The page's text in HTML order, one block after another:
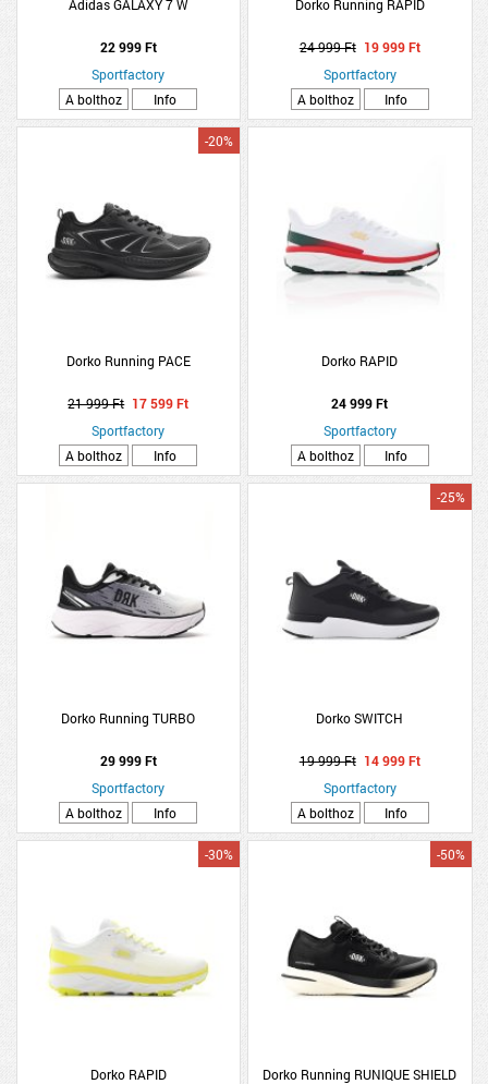
Adidas GALAXY 7 W
22 999 Ft
Sportfactory
A bolthoz
Info
Dorko Running RAPID
24 999 Ft 19 999 Ft
Sportfactory
A bolthoz
Info
Dorko Running PACE
-20%
21 999 Ft 17 599 Ft
Sportfactory
A bolthoz
Info
Dorko RAPID
24 999 Ft
Sportfactory
A bolthoz
Info
Dorko Running TURBO
29 999 Ft
Sportfactory
A bolthoz
Info
Dorko SWITCH
-25%
19 999 Ft 14 999 Ft
Sportfactory
A bolthoz
Info
Dorko RAPID
-30%
Dorko Running RUNIQUE SHIELD
-50%